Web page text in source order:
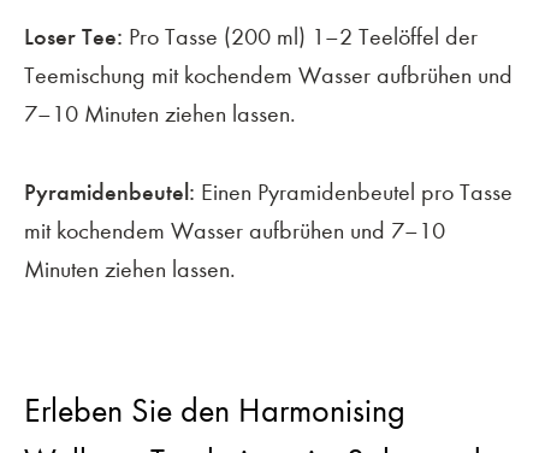
Loser Tee: Pro Tasse (200 ml) 1–2 Teelöffel der
Teemischung mit kochendem Wasser aufbrühen und
7–10 Minuten ziehen lassen.
Pyramidenbeutel: Einen Pyramidenbeutel pro Tasse
mit kochendem Wasser aufbrühen und 7–10
Minuten ziehen lassen.
Erleben Sie den Harmonising